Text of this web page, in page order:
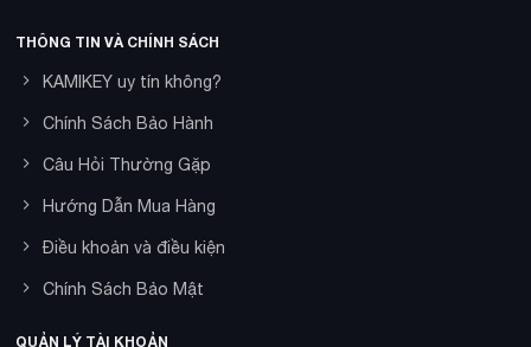
THÔNG TIN VÀ CHÍNH SÁCH
KAMIKEY uy tín không?
Chính Sách Bảo Hành
Câu Hỏi Thường Gặp
Hướng Dẫn Mua Hàng
Điều khoản và điều kiện
Chính Sách Bảo Mật
QUẢN LÝ TÀI KHOẢN